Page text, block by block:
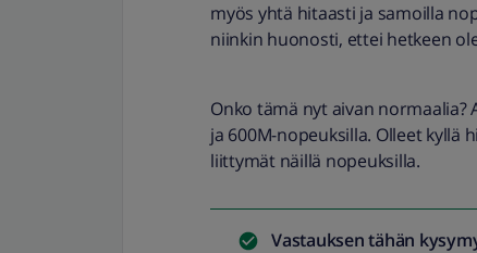
myös yhtä hitaasti ja samoilla
niinkin huonosti, ettei hetkeen
Onko tämä nyt aivan normaalia?
ja 600M-nopeuksilla. Olleet
liittymät näillä nopeuksilla.
Vastauksen tähän